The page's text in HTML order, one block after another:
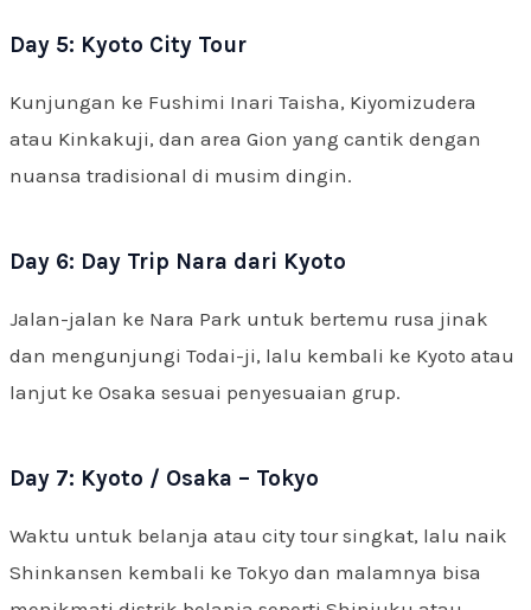
Day 5: Kyoto City Tour
Kunjungan ke Fushimi Inari Taisha, Kiyomizudera
atau Kinkakuji, dan area Gion yang cantik dengan
nuansa tradisional di musim dingin.
Day 6: Day Trip Nara dari Kyoto
Jalan-jalan ke Nara Park untuk bertemu rusa jinak
dan mengunjungi Todai-ji, lalu kembali ke Kyoto atau
lanjut ke Osaka sesuai penyesuaian grup.
Day 7: Kyoto / Osaka – Tokyo
Waktu untuk belanja atau city tour singkat, lalu naik
Shinkansen kembali ke Tokyo dan malamnya bisa